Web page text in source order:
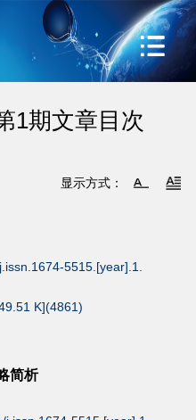
1期文章目次
显示方式：
5515.[year].1.
K](4861)
简析